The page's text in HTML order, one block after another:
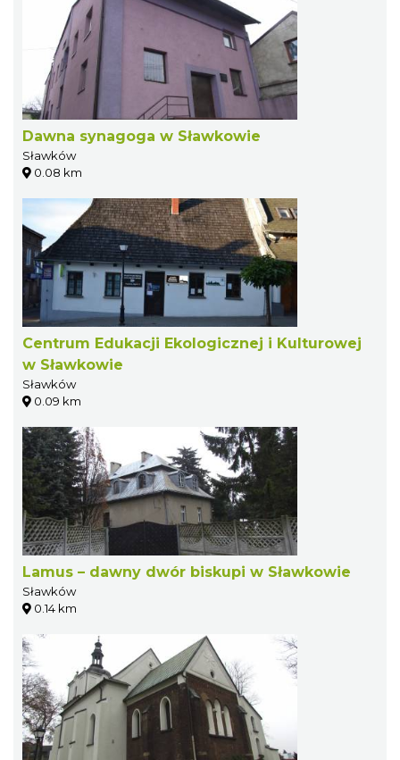
Dawna synagoga w Sławkowie
Sławków
0.08 km
Centrum Edukacji Ekologicznej i Kulturowej
w Sławkowie
Sławków
0.09 km
Lamus – dawny dwór biskupi w Sławkowie
Sławków
0.14 km